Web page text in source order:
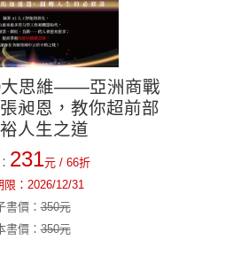
大思維——亞洲商戰
昶恩，教你超前部
人生之道
231元 / 66折
： 2026/12/31
書價：350元
書價：350元